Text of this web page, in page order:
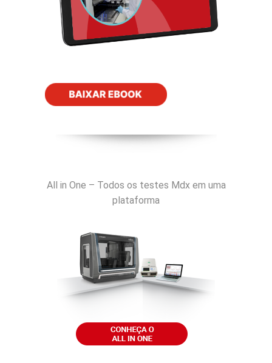
All in One – Todos os testes Mdx em uma
plataforma